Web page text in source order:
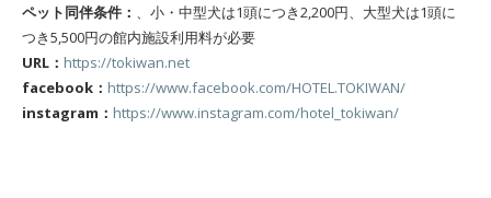
ペット同伴条件： 、小・中型犬は1頭につき2,200円、大型犬は1頭に
つき5,500円の館内施設利用料が必要
URL： https://tokiwan.net
facebook： https://www.facebook.com/HOTEL.TOKIWAN/
instagram： https://www.instagram.com/hotel_tokiwan/